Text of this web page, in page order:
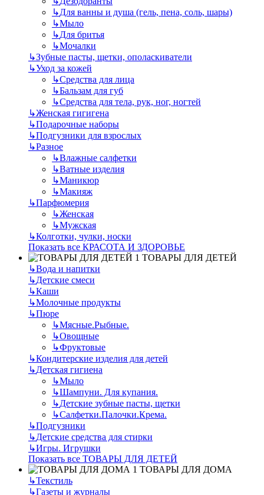
↳Для ванны и душа (гель, пена, соль, шары)
↳Мыло
↳Для бритья
↳Мочалки
↳Зубные пасты, щетки, ополаскиватели
↳Уход за кожей
↳Средства для лица
↳Бальзам для губ
↳Средства для тела, рук, ног, ногтей
↳Женская гигигена
↳Подарочные наборы
↳Подгузники для взрослых
↳Разное
↳Влажные салфетки
↳Ватные изделия
↳Маникюр
↳Макияж
↳Парфюмерия
↳Женская
↳Мужская
↳Колготки, чулки, носки
Показать все КРАСОТА И ЗДОРОВЬЕ
ТОВАРЫ ДЛЯ ДЕТЕЙ
↳Вода и напитки
↳Детские смеси
↳Каши
↳Молочные продукты
↳Пюре
↳Мясные.Рыбные.
↳Овощные
↳Фруктовые
↳Кондитерские изделия для детей
↳Детская гигиена
↳Мыло
↳Шампуни. Для купания.
↳Детские зубные пасты, щетки
↳Салфетки.Палочки.Крема.
↳Подгузники
↳Детские средства для стирки
↳Игры. Игрушки
Показать все ТОВАРЫ ДЛЯ ДЕТЕЙ
ТОВАРЫ ДЛЯ ДОМА
↳Текстиль
↳Газеты и журналы